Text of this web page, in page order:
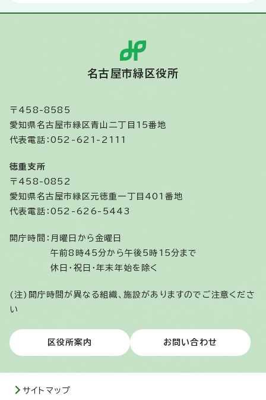
名古屋市緑区役所
〒458-8585
愛知県名古屋市緑区青山二丁目15番地
代表電話：052-621-2111
徳重支所
〒458-0852
愛知県名古屋市緑区元徳重一丁目401番地
代表電話：052-626-5443
開庁時間： 月曜日から金曜日
午前8時45分から午後5時15分まで
休日・祝日・年末年始を除く
(注)開庁時間が異なる組織、施設がありますのでご注意くださ
い
区役所案内 お問い合わせ
サイトマップ